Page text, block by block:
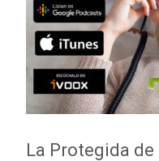
La Protegida de